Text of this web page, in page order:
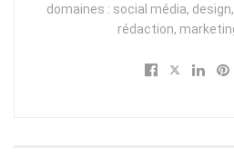
domaines : social média,
rédaction,